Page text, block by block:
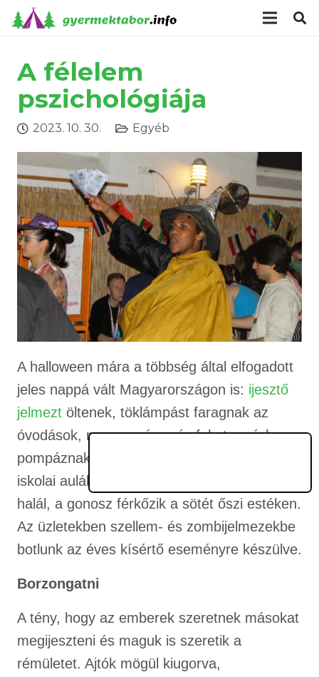
A félelem
pszichológiája
2023. 10. 30. Egyéb
A halloween mára a többség által elfogadott
jeles nappá vált Magyarországon is: ijesztő
jelmezt öltenek, töklámpást faragnak az
óvodások, narancssárga és fekete színben
pompáznak
iskolai aulák, a nagyobbak fantáziájába a
halál, a gonosz férkőzik a sötét őszi estéken.
Az üzletekben szellem- és zombijelmezekbe
botlunk az éves kísértő eseményre készülve.
Borzongatni
A tény, hogy az emberek szeretnek másokat
megijeszteni és maguk is szeretik a
rémületet. Ajtók mögül kiugorva,